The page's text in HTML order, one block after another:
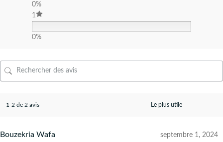
0%
1
0%
1-2 de 2 avis
Bouzekria Wafa septembre 1, 2024